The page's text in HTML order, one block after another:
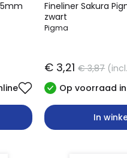
Fineliner Sakura
zwart
Pigma
€ 3,21€ 3,87
Op voorraad in
In